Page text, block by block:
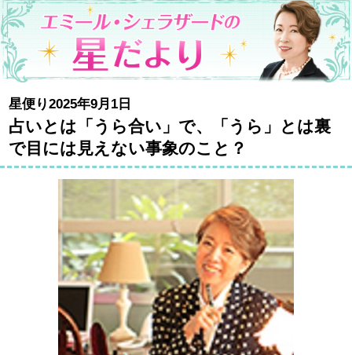
星便り2025年9月1日
占いとは「うら合い」で、「うら」とは裏
で目には見えない事象のこと？